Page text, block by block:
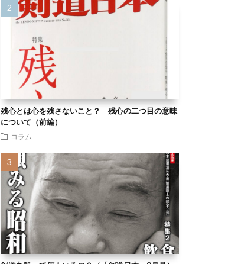
残心とは心を残さないこと？ 残心の二つ目の意味
について（前編）
コラム